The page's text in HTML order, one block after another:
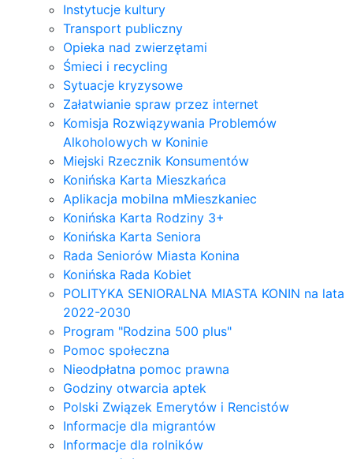
Instytucje kultury
Transport publiczny
Opieka nad zwierzętami
Śmieci i recycling
Sytuacje kryzysowe
Załatwianie spraw przez internet
Komisja Rozwiązywania Problemów
Alkoholowych w Koninie
Miejski Rzecznik Konsumentów
Konińska Karta Mieszkańca
Aplikacja mobilna mMieszkaniec
Konińska Karta Rodziny 3+
Konińska Karta Seniora
Rada Seniorów Miasta Konina
Konińska Rada Kobiet
POLITYKA SENIORALNA MIASTA KONIN na lata
2022-2030
Program "Rodzina 500 plus"
Pomoc społeczna
Nieodpłatna pomoc prawna
Godziny otwarcia aptek
Polski Związek Emerytów i Rencistów
Informacje dla migrantów
Informacje dla rolników